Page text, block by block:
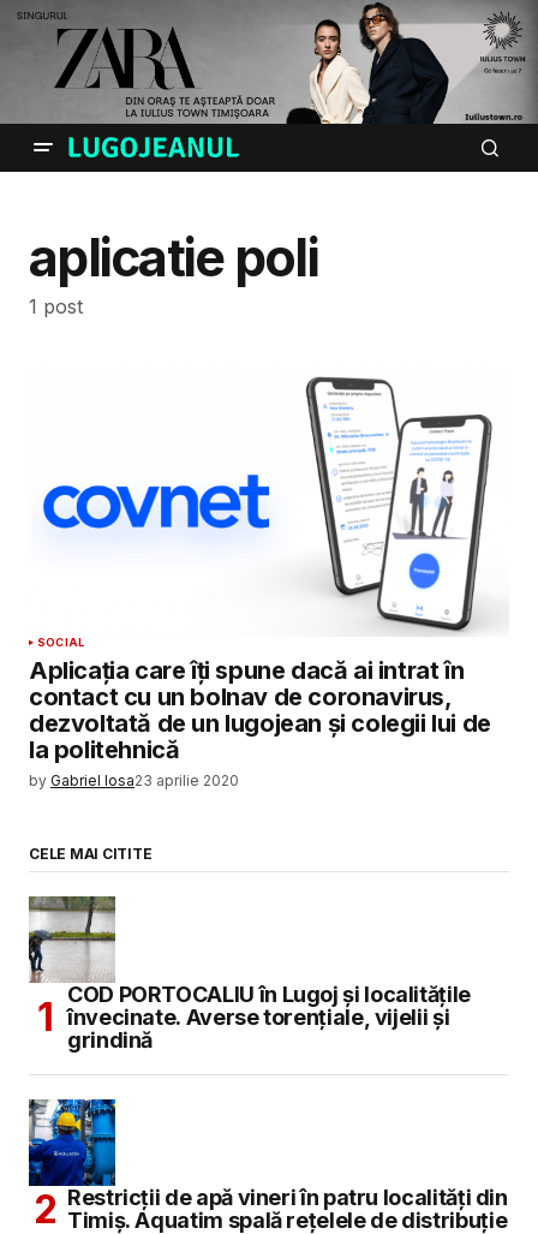
aplicatie poli
1 post
SOCIAL
Aplicația care îți spune dacă ai intrat în
contact cu un bolnav de coronavirus,
dezvoltată de un lugojean și colegii lui de
la politehnică
by Gabriel Iosa23 aprilie 2020
CELE MAI CITITE
COD PORTOCALIU în Lugoj și localitățile
învecinate. Averse torențiale, vijelii și
grindină
Restricții de apă vineri în patru localități din
Timiș. Aquatim spală rețelele de distribuție